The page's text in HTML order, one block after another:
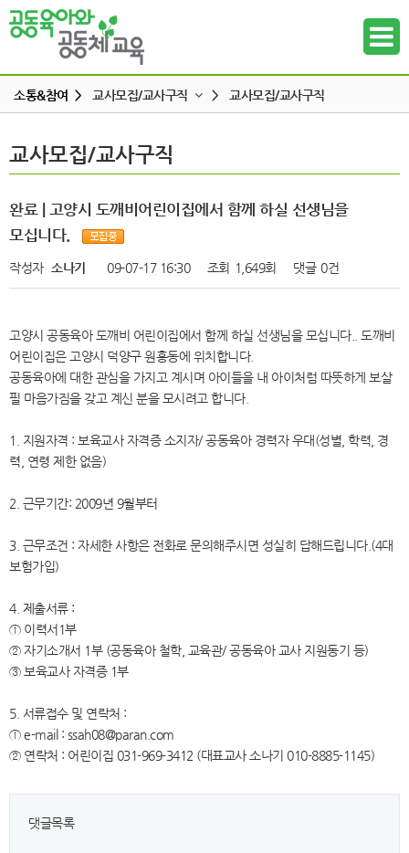
하위메뉴
하위메뉴
하위메뉴
하위메뉴
소통&참여 > 교사모집/교사구직 >
공동육아 ing
터전 소식
나도 한마디
교사모집/교사구직
교사모집/교사구직
완료 | 고양시 도깨비어린이집에서 함께 하실 선생님을
모십니다.
작성자 소나기 09-07-17 16:30 조회 1,649회 댓글 0건
고양시 공동육아 도깨비 어린이집에서 함께 하실 선생님을 모십니다.. 도깨비
어린이집은 고양시 덕양구 원흥동에 위치합니다.
공동육아에 대한 관심을 가지고 계시며 아이들을 내 아이처럼 따뜻하게 보살
필 마음가짐을 갖고 계신 분을 모시려고 합니다.
1. 지원자격 : 보육교사 자격증 소지자/ 공동육아 경력자 우대(성별, 학력, 경
력, 연령 제한 없음)
2. 근무기간: 2009년 9월부터
3. 근무조건 : 자세한 사항은 전화로 문의해주시면 성실히 답해드립니다.(4대
보험가입)
4. 제출서류 :
① 이력서1부
② 자기소개서 1부 (공동육아 철학, 교육관/ 공동육아 교사 지원동기 등)
③ 보육교사 자격증 1부
5. 서류접수 및 연락처 :
① e-mail : ssah08@paran.com
② 연락처 : 어린이집 031-969-3412 (대표교사 소나기 010-8885-1145)
댓글목록